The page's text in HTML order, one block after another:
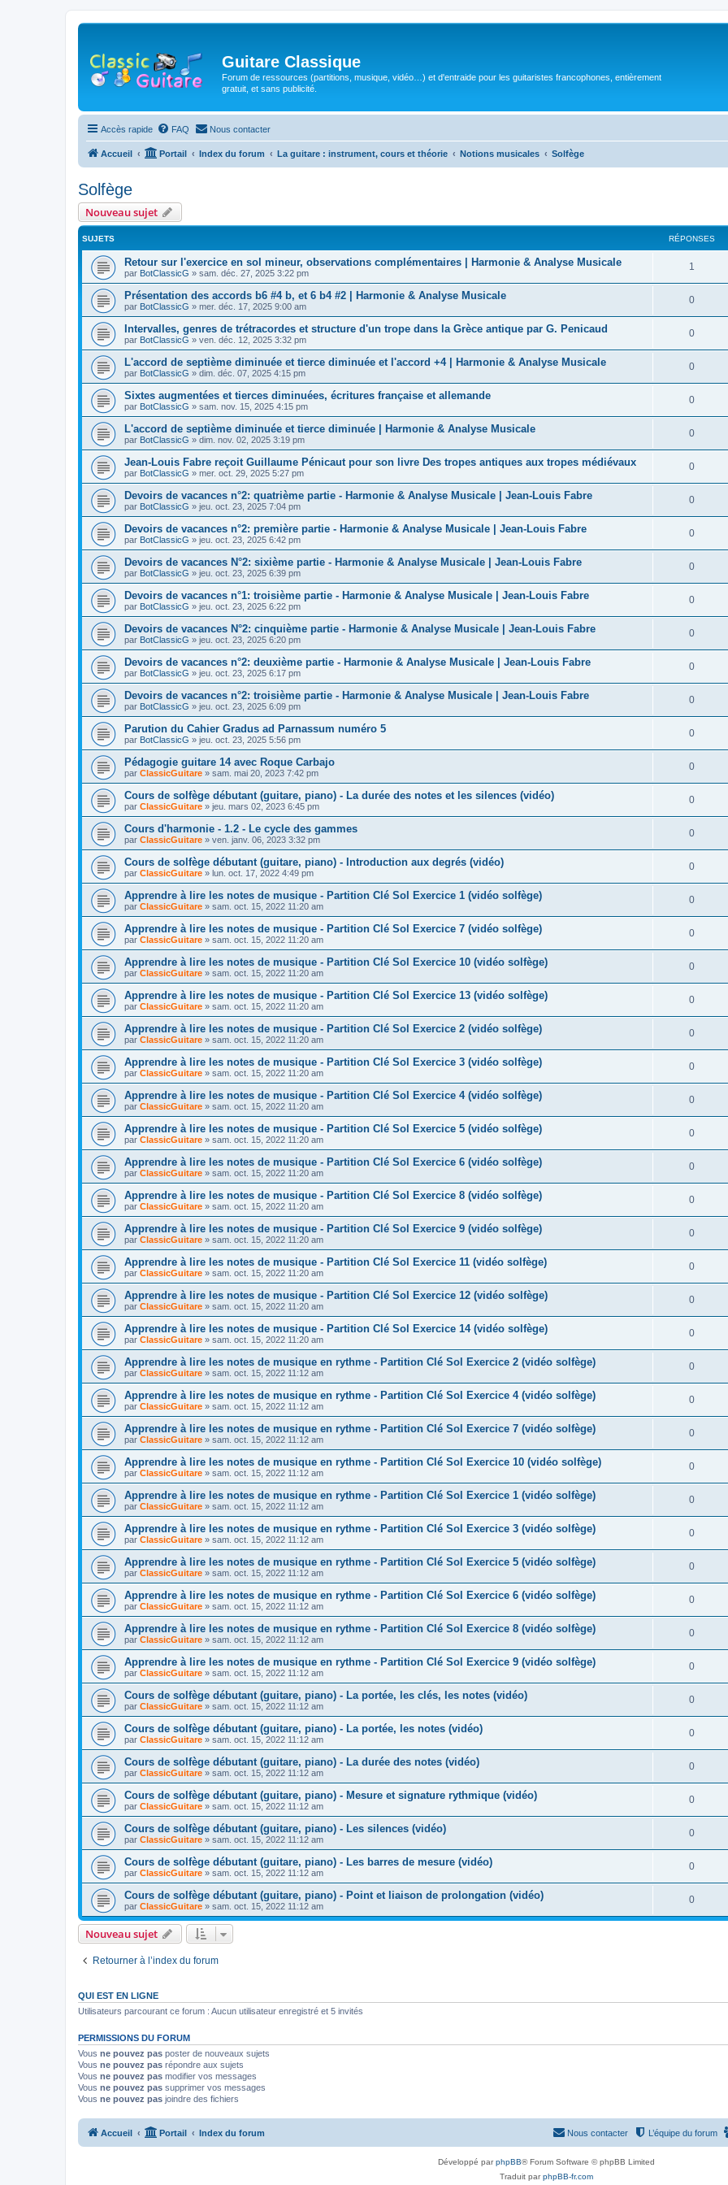
Guitare Classique
Forum de ressources (partitions, musique, vidéo…) et d'entraide pour les guitaristes francophones, entièrement
gratuit, et sans publicité.
Accès rapide FAQ Nous contacter
Accueil Portail Index du forum La guitare : instrument, cours et théorie Notions musicales Solfège
Solfège
Nouveau sujet
SUJETS RÉPONSES
Retour sur l'exercice en sol mineur, observations complémentaires | Harmonie & Analyse Musicale
par BotClassicG » sam. déc. 27, 2025 3:22 pm
1
é
o
n
s
s
Présentation des accords b6 #4 b, et 6 b4 #2 | Harmonie & Analyse Musicale
par BotClassicG » mer. déc. 17, 2025 9:00 am
0R
é
o
n
s
s
Intervalles, genres de trétracordes et structure d'un trope dans la Grèce antique par G. Penicaud
par BotClassicG » ven. déc. 12, 2025 3:32 pm
0R
é
o
n
s
s
L'accord de septième diminuée et tierce diminuée et l'accord +4 | Harmonie & Analyse Musicale
par BotClassicG » dim. déc. 07, 2025 4:15 pm
0R
é
o
n
s
s
Sixtes augmentées et tierces diminuées, écritures française et allemande
par BotClassicG » sam. nov. 15, 2025 4:15 pm
0R
é
o
n
s
s
L'accord de septième diminuée et tierce diminuée | Harmonie & Analyse Musicale
par BotClassicG » dim. nov. 02, 2025 3:19 pm
0R
é
o
n
s
s
Jean-Louis Fabre reçoit Guillaume Pénicaut pour son livre Des tropes antiques aux tropes médiévaux
par BotClassicG » mer. oct. 29, 2025 5:27 pm
0R
é
o
n
s
s
Devoirs de vacances n°2: quatrième partie - Harmonie & Analyse Musicale | Jean-Louis Fabre
par BotClassicG » jeu. oct. 23, 2025 7:04 pm
0R
é
o
n
s
s
Devoirs de vacances n°2: première partie - Harmonie & Analyse Musicale | Jean-Louis Fabre
par BotClassicG » jeu. oct. 23, 2025 6:42 pm
0R
é
o
n
s
s
Devoirs de vacances N°2: sixième partie - Harmonie & Analyse Musicale | Jean-Louis Fabre
par BotClassicG » jeu. oct. 23, 2025 6:39 pm
0R
é
o
n
s
s
Devoirs de vacances n°1: troisième partie - Harmonie & Analyse Musicale | Jean-Louis Fabre
par BotClassicG » jeu. oct. 23, 2025 6:22 pm
0R
é
o
n
s
s
Devoirs de vacances N°2: cinquième partie - Harmonie & Analyse Musicale | Jean-Louis Fabre
par BotClassicG » jeu. oct. 23, 2025 6:20 pm
0R
é
o
n
s
s
Devoirs de vacances n°2: deuxième partie - Harmonie & Analyse Musicale | Jean-Louis Fabre
par BotClassicG » jeu. oct. 23, 2025 6:17 pm
0R
é
o
n
s
s
Devoirs de vacances n°2: troisième partie - Harmonie & Analyse Musicale | Jean-Louis Fabre
par BotClassicG » jeu. oct. 23, 2025 6:09 pm
0R
é
o
n
s
s
Parution du Cahier Gradus ad Parnassum numéro 5
par BotClassicG » jeu. oct. 23, 2025 5:56 pm
0R
é
o
n
s
s
Pédagogie guitare 14 avec Roque Carbajo
par ClassicGuitare » sam. mai 20, 2023 7:42 pm
0R
é
o
n
s
s
Cours de solfège débutant (guitare, piano) - La durée des notes et les silences (vidéo)
par ClassicGuitare » jeu. mars 02, 2023 6:45 pm
0R
é
o
n
s
s
Cours d'harmonie - 1.2 - Le cycle des gammes
par ClassicGuitare » ven. janv. 06, 2023 3:32 pm
0R
é
o
n
s
s
Cours de solfège débutant (guitare, piano) - Introduction aux degrés (vidéo)
par ClassicGuitare » lun. oct. 17, 2022 4:49 pm
0R
é
o
n
s
s
Apprendre à lire les notes de musique - Partition Clé Sol Exercice 1 (vidéo solfège)
par ClassicGuitare » sam. oct. 15, 2022 11:20 am
0R
é
o
n
s
s
Apprendre à lire les notes de musique - Partition Clé Sol Exercice 7 (vidéo solfège)
par ClassicGuitare » sam. oct. 15, 2022 11:20 am
0R
é
o
n
s
s
Apprendre à lire les notes de musique - Partition Clé Sol Exercice 10 (vidéo solfège)
par ClassicGuitare » sam. oct. 15, 2022 11:20 am
0R
é
o
n
s
s
Apprendre à lire les notes de musique - Partition Clé Sol Exercice 13 (vidéo solfège)
par ClassicGuitare » sam. oct. 15, 2022 11:20 am
0R
é
o
n
s
s
Apprendre à lire les notes de musique - Partition Clé Sol Exercice 2 (vidéo solfège)
par ClassicGuitare » sam. oct. 15, 2022 11:20 am
0R
é
o
n
s
s
Apprendre à lire les notes de musique - Partition Clé Sol Exercice 3 (vidéo solfège)
par ClassicGuitare » sam. oct. 15, 2022 11:20 am
0R
é
o
n
s
s
Apprendre à lire les notes de musique - Partition Clé Sol Exercice 4 (vidéo solfège)
par ClassicGuitare » sam. oct. 15, 2022 11:20 am
0R
é
o
n
s
s
Apprendre à lire les notes de musique - Partition Clé Sol Exercice 5 (vidéo solfège)
par ClassicGuitare » sam. oct. 15, 2022 11:20 am
0R
é
o
n
s
s
Apprendre à lire les notes de musique - Partition Clé Sol Exercice 6 (vidéo solfège)
par ClassicGuitare » sam. oct. 15, 2022 11:20 am
0R
é
o
n
s
s
Apprendre à lire les notes de musique - Partition Clé Sol Exercice 8 (vidéo solfège)
par ClassicGuitare » sam. oct. 15, 2022 11:20 am
0R
é
o
n
s
s
Apprendre à lire les notes de musique - Partition Clé Sol Exercice 9 (vidéo solfège)
par ClassicGuitare » sam. oct. 15, 2022 11:20 am
0R
é
o
n
s
s
Apprendre à lire les notes de musique - Partition Clé Sol Exercice 11 (vidéo solfège)
par ClassicGuitare » sam. oct. 15, 2022 11:20 am
0R
é
o
n
s
s
Apprendre à lire les notes de musique - Partition Clé Sol Exercice 12 (vidéo solfège)
par ClassicGuitare » sam. oct. 15, 2022 11:20 am
0R
é
o
n
s
s
Apprendre à lire les notes de musique - Partition Clé Sol Exercice 14 (vidéo solfège)
par ClassicGuitare » sam. oct. 15, 2022 11:20 am
0R
é
o
n
s
s
Apprendre à lire les notes de musique en rythme - Partition Clé Sol Exercice 2 (vidéo solfège)
par ClassicGuitare » sam. oct. 15, 2022 11:12 am
0R
é
o
n
s
s
Apprendre à lire les notes de musique en rythme - Partition Clé Sol Exercice 4 (vidéo solfège)
par ClassicGuitare » sam. oct. 15, 2022 11:12 am
0R
é
o
n
s
s
Apprendre à lire les notes de musique en rythme - Partition Clé Sol Exercice 7 (vidéo solfège)
par ClassicGuitare » sam. oct. 15, 2022 11:12 am
0R
é
o
n
s
s
Apprendre à lire les notes de musique en rythme - Partition Clé Sol Exercice 10 (vidéo solfège)
par ClassicGuitare » sam. oct. 15, 2022 11:12 am
0R
é
o
n
s
s
Apprendre à lire les notes de musique en rythme - Partition Clé Sol Exercice 1 (vidéo solfège)
par ClassicGuitare » sam. oct. 15, 2022 11:12 am
0R
é
o
n
s
s
Apprendre à lire les notes de musique en rythme - Partition Clé Sol Exercice 3 (vidéo solfège)
par ClassicGuitare » sam. oct. 15, 2022 11:12 am
0R
é
o
n
s
s
Apprendre à lire les notes de musique en rythme - Partition Clé Sol Exercice 5 (vidéo solfège)
par ClassicGuitare » sam. oct. 15, 2022 11:12 am
0R
é
o
n
s
s
Apprendre à lire les notes de musique en rythme - Partition Clé Sol Exercice 6 (vidéo solfège)
par ClassicGuitare » sam. oct. 15, 2022 11:12 am
0R
é
o
n
s
s
Apprendre à lire les notes de musique en rythme - Partition Clé Sol Exercice 8 (vidéo solfège)
par ClassicGuitare » sam. oct. 15, 2022 11:12 am
0R
é
o
n
s
s
Apprendre à lire les notes de musique en rythme - Partition Clé Sol Exercice 9 (vidéo solfège)
par ClassicGuitare » sam. oct. 15, 2022 11:12 am
0R
é
o
n
s
s
Cours de solfège débutant (guitare, piano) - La portée, les clés, les notes (vidéo)
par ClassicGuitare » sam. oct. 15, 2022 11:12 am
0R
é
o
n
s
s
Cours de solfège débutant (guitare, piano) - La portée, les notes (vidéo)
par ClassicGuitare » sam. oct. 15, 2022 11:12 am
0R
é
o
n
s
s
Cours de solfège débutant (guitare, piano) - La durée des notes (vidéo)
par ClassicGuitare » sam. oct. 15, 2022 11:12 am
0R
é
o
n
s
s
Cours de solfège débutant (guitare, piano) - Mesure et signature rythmique (vidéo)
par ClassicGuitare » sam. oct. 15, 2022 11:12 am
0R
é
o
n
s
Cours de solfège débutant (guitare, piano) - Les silences (vidéo)
par ClassicGuitare » sam. oct. 15, 2022 11:12 am
0R
é
o
n
Cours de solfège débutant (guitare, piano) - Les barres de mesure (vidéo)
par ClassicGuitare » sam. oct. 15, 2022 11:12 am
0R
é
Cours de solfège débutant (guitare, piano) - Point et liaison de prolongation (vidéo)
par ClassicGuitare » sam. oct. 15, 2022 11:12 am
0R
é
s
s
Nouveau sujet
Retourner à l’index du forum
QUI EST EN LIGNE
Utilisateurs parcourant ce forum : Aucun utilisateur enregistré et 5 invités
PERMISSIONS DU FORUM
Vous ne pouvez pas poster de nouveaux sujets
Vous ne pouvez pas répondre aux sujets
Vous ne pouvez pas modifier vos messages
Vous ne pouvez pas supprimer vos messages
Vous ne pouvez pas joindre des fichiers
Accueil Portail Index du forum L’équipe du forum
Nous contacter
Développé parphpBB® Forum Software © phpBB Limited
Traduit parphpBB-fr.com